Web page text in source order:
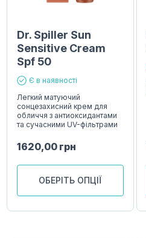
Dr. Spiller Sun
Sensitive Cream
Spf 50
Є в наявності
Легкий матуючий
сонцезахисний крем для
обличчя з антиоксидантами
та сучасними UV-фільтрами
1620,00 грн
ОБЕРІТЬ ОПЦІЇ